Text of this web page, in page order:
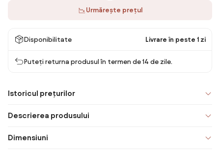
Urmărește prețul
Disponibilitate Livrare în peste 1 zi
Puteți returna produsul în termen de 14 de zile.
Istoricul prețurilor
Descrierea produsului
Dimensiuni